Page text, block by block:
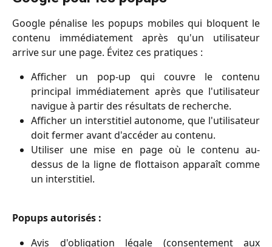
Google pénalise les popups mobiles qui bloquent le
contenu immédiatement après qu'un utilisateur
arrive sur une page. Évitez ces pratiques :
Afficher un pop-up qui couvre le contenu
principal immédiatement après que l'utilisateur
navigue à partir des résultats de recherche.
Afficher un interstitiel autonome, que l'utilisateur
doit fermer avant d'accéder au contenu.
Utiliser une mise en page où le contenu au-
dessus de la ligne de flottaison apparaît comme
un interstitiel.
Popups autorisés :
Avis d'obligation légale (consentement aux